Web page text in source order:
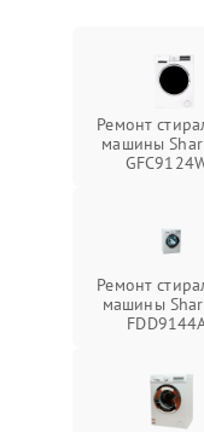
Ремонт
машины
Ремонт
машины